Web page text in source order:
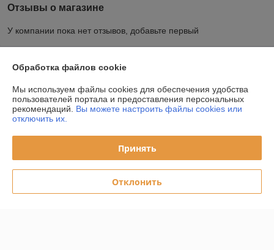
Отзывы о магазине
У компании пока нет отзывов, добавьте первый
О нас
Контакты
Доставка и оплата
Обработка файлов cookie
Мы используем файлы cookies для обеспечения удобства
пользователей портала и предоставления персональных
рекомендаций. Вы можете настроить файлы cookies или
отключить их.
Принять
Отклонить